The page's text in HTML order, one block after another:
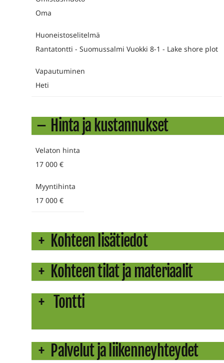
Oma
Huoneistoselitelmä
Rantatontti - Suomussalmi Vuokki 8-1 - Lake shore plot
Vapautuminen
Heti
Hinta ja kustannukset
Velaton hinta
17 000 €
Myyntihinta
17 000 €
Kohteen lisätiedot
Kohteen tilat ja materiaalit
Tontti
Palvelut ja liikenneyhteydet